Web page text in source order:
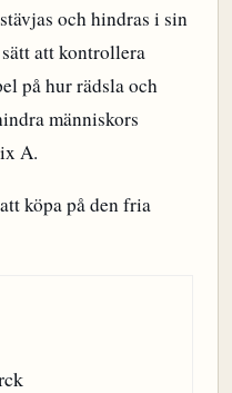
och hindras i sin
att kontrollera
på hur rädsla och
människors
A.
köpa på den fria